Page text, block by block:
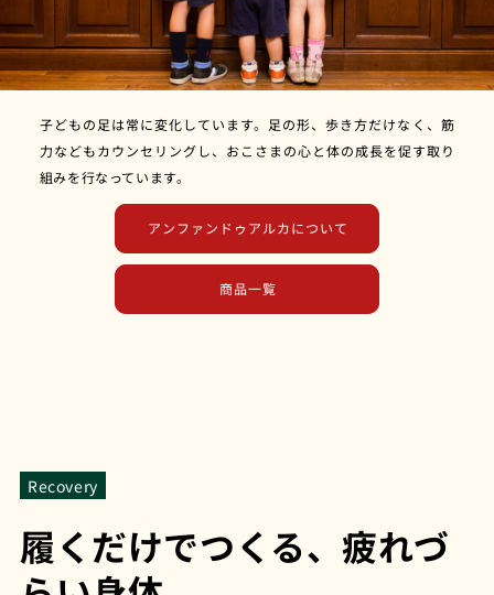
子どもの足は常に変化しています。足の形、歩き方だけなく、筋
力などもカウンセリングし、おこさまの心と体の成長を促す取り
組みを行なっています。
⁨アンファンドゥアルカについて
⁨商品一覧
Recovery
履くだけでつくる、疲れづ